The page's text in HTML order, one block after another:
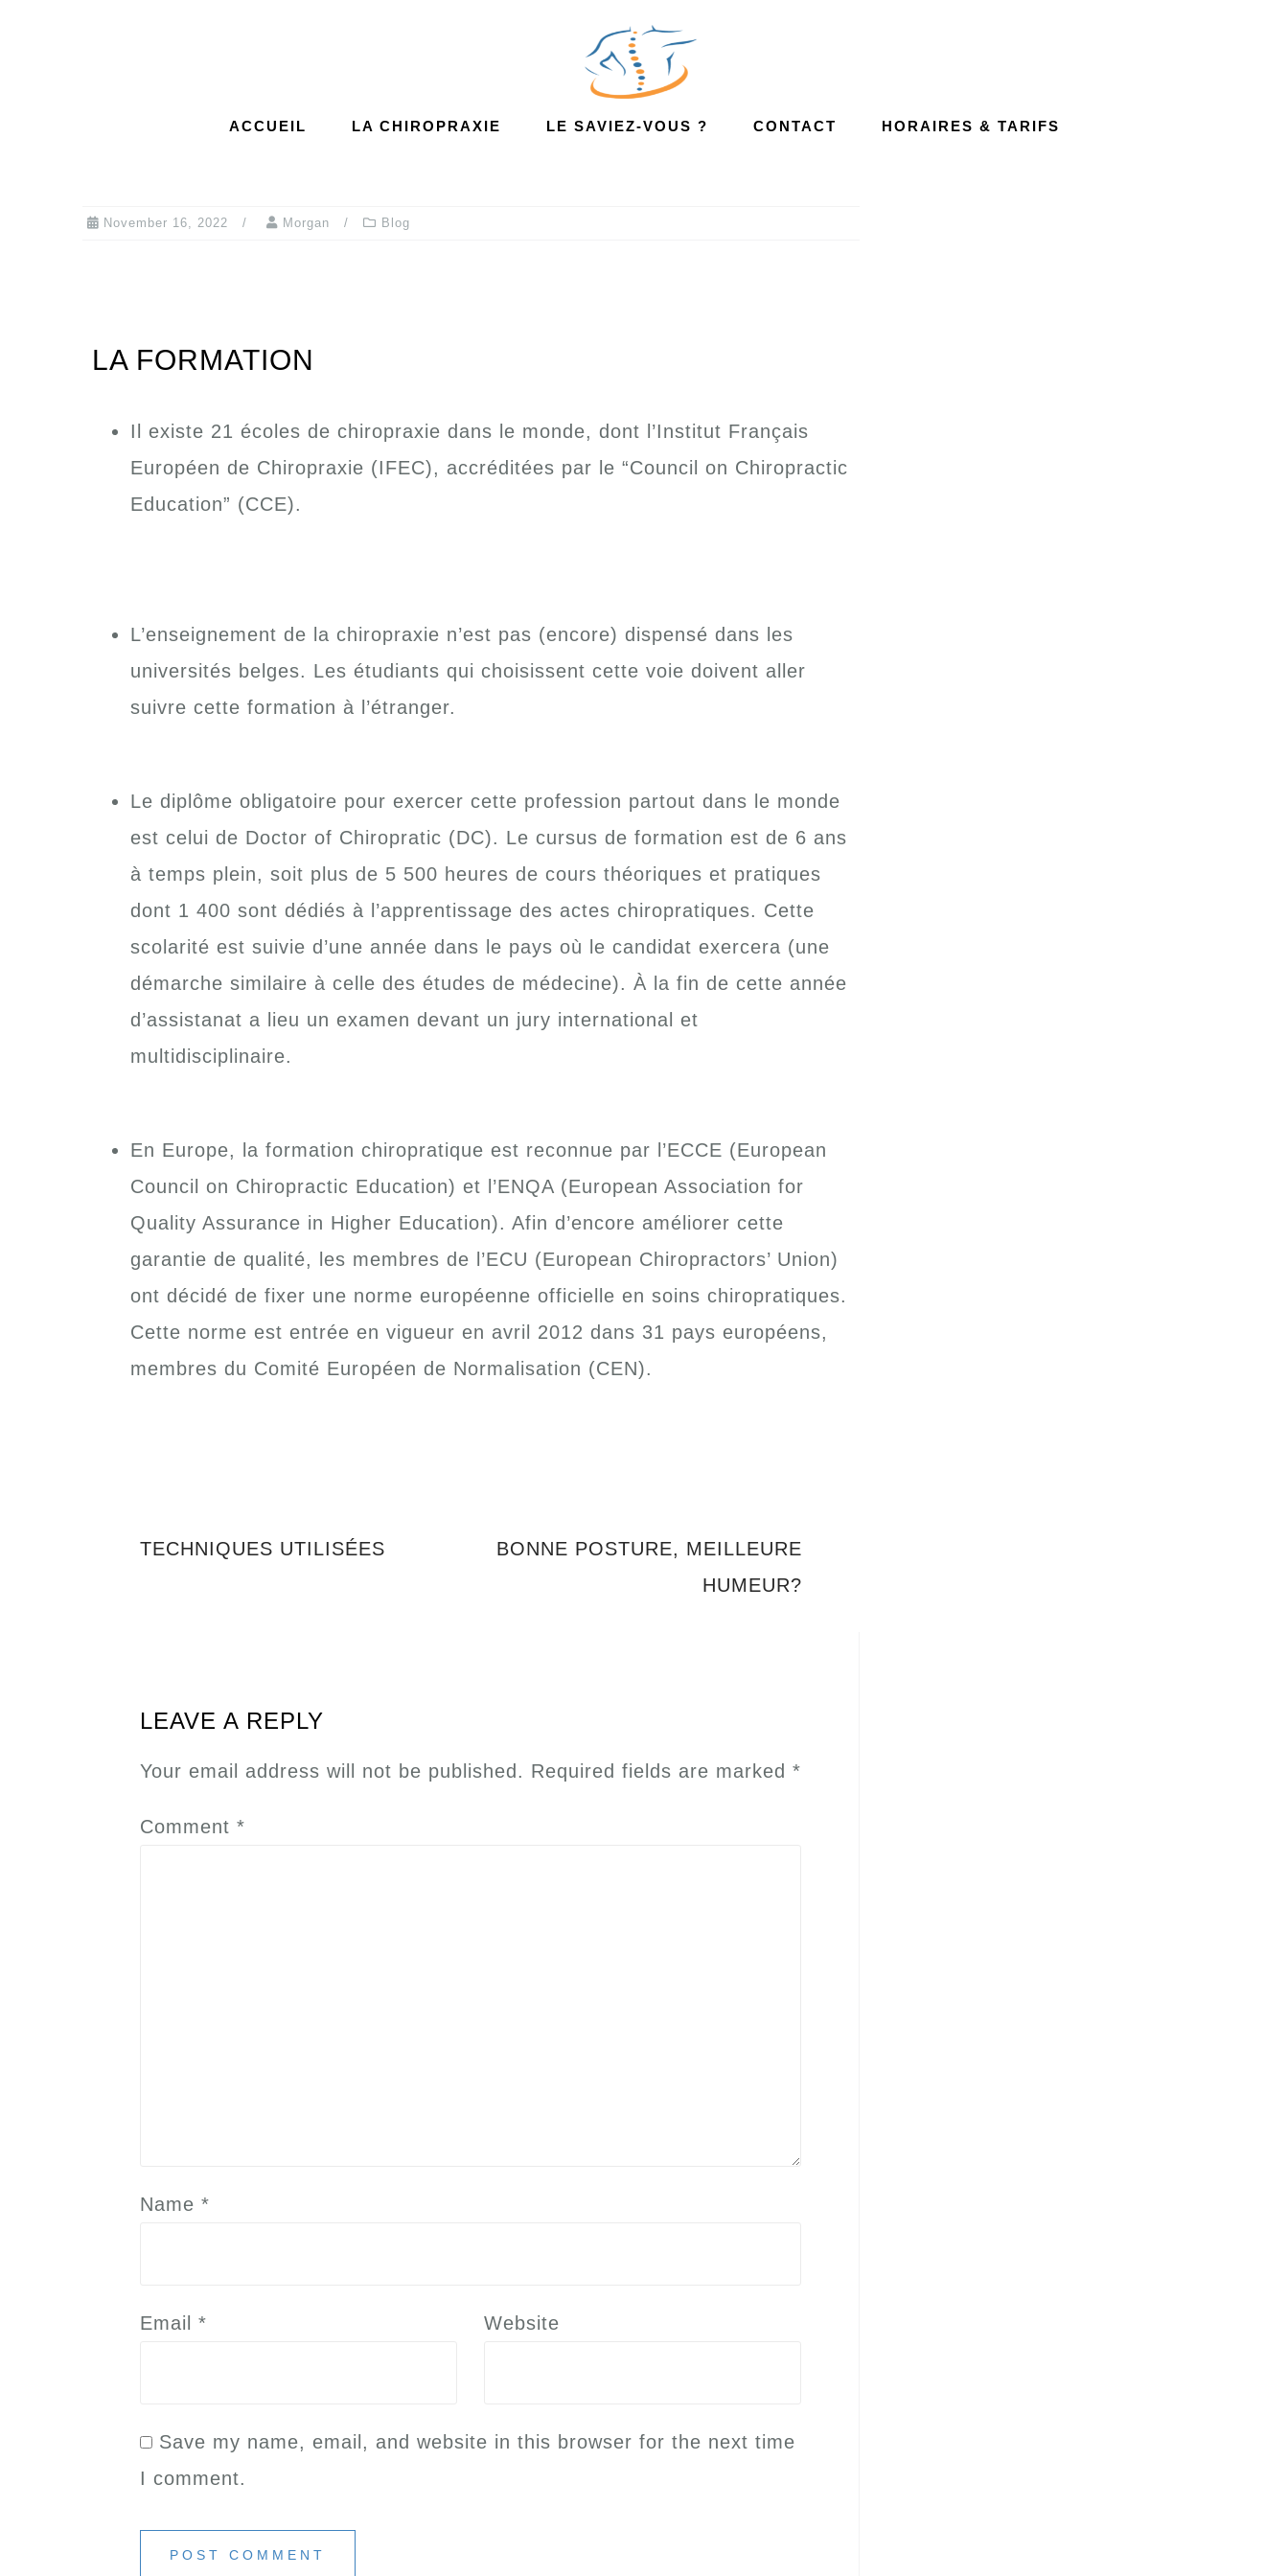
ACCUEIL LA CHIROPRAXIE LE SAVIEZ-VOUS ? CONTACT HORAIRES & TARIFS
November 16, 2022 Morgan Blog
LA FORMATION
Il existe 21 écoles de chiropraxie dans le monde, dont l’Institut Français
Européen de Chiropraxie (IFEC), accréditées par le “Council on Chiropractic
Education” (CCE).
L’enseignement de la chiropraxie n’est pas (encore) dispensé dans les
universités belges. Les étudiants qui choisissent cette voie doivent aller
suivre cette formation à l’étranger.
Le diplôme obligatoire pour exercer cette profession partout dans le monde
est celui de Doctor of Chiropratic (DC). Le cursus de formation est de 6 ans
à temps plein, soit plus de 5 500 heures de cours théoriques et pratiques
dont 1 400 sont dédiés à l’apprentissage des actes chiropratiques. Cette
scolarité est suivie d’une année dans le pays où le candidat exercera (une
démarche similaire à celle des études de médecine). À la fin de cette année
d’assistanat a lieu un examen devant un jury international et
multidisciplinaire.
En Europe, la formation chiropratique est reconnue par l’ECCE (European
Council on Chiropractic Education) et l’ENQA (European Association for
Quality Assurance in Higher Education). Afin d’encore améliorer cette
garantie de qualité, les membres de l’ECU (European Chiropractors’ Union)
ont décidé de fixer une norme européenne officielle en soins chiropratiques.
Cette norme est entrée en vigueur en avril 2012 dans 31 pays européens,
membres du Comité Européen de Normalisation (CEN).
TECHNIQUES UTILISÉES
BONNE POSTURE, MEILLEURE
HUMEUR?
LEAVE A REPLY
Your email address will not be published. Required fields are marked *
Comment *
Name *
Email * Website
Save my name, email, and website in this browser for the next time
I comment.